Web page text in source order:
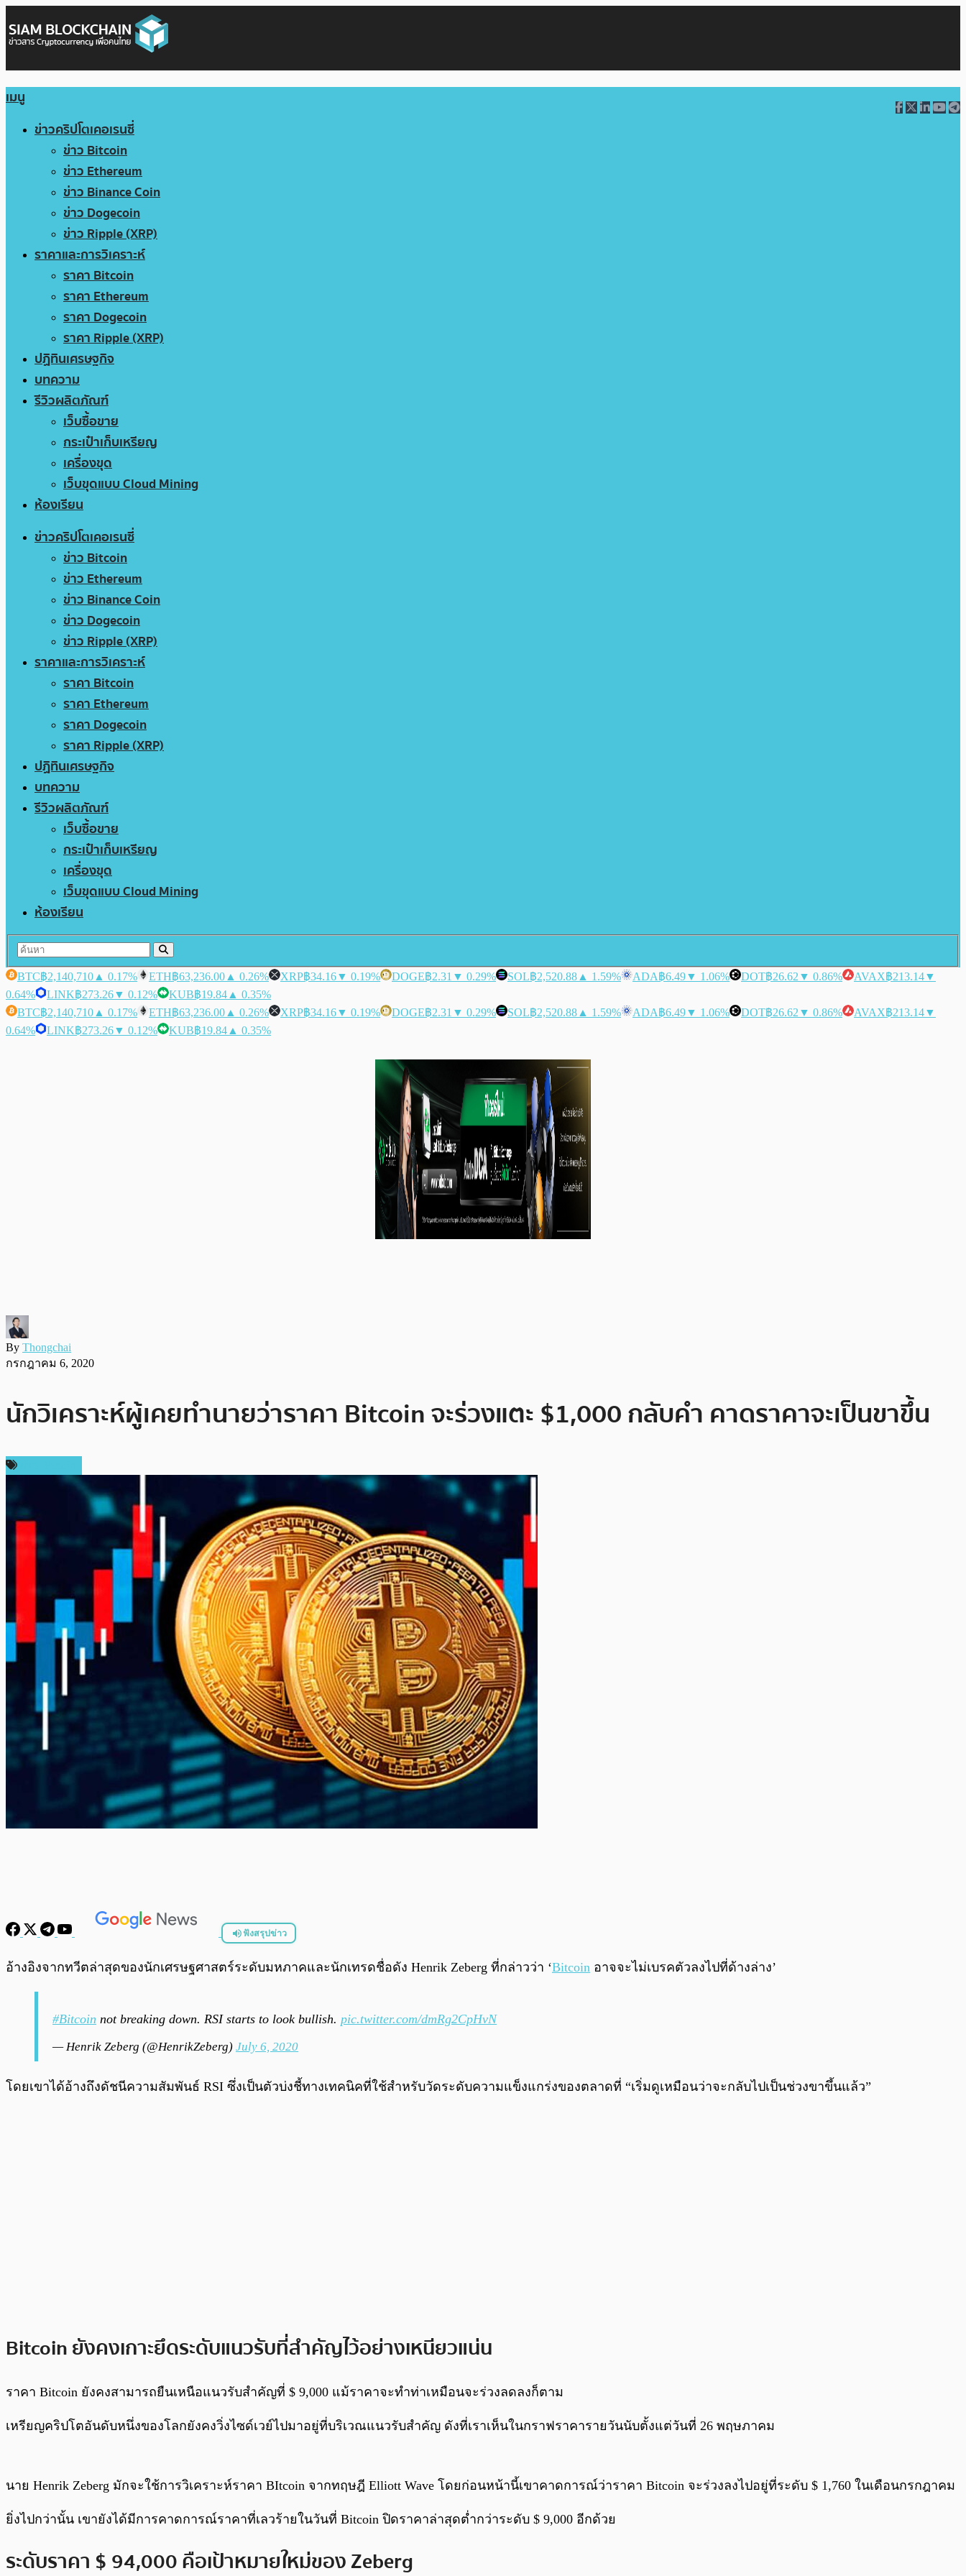
เมนู
ข่าวคริปโตเคอเรนซี่
ข่าว Bitcoin
ข่าว Ethereum
ข่าว Binance Coin
ข่าว Dogecoin
ข่าว Ripple (XRP)
ราคาและการวิเคราะห์
ราคา Bitcoin
ราคา Ethereum
ราคา Dogecoin
ราคา Ripple (XRP)
ปฏิทินเศรษฐกิจ
บทความ
รีวิวผลิตภัณฑ์
เว็บซื้อขาย
กระเป๋าเก็บเหรียญ
เครื่องขุด
เว็บขุดแบบ Cloud Mining
ห้องเรียน
ข่าวคริปโตเคอเรนซี่
ข่าว Bitcoin
ข่าว Ethereum
ข่าว Binance Coin
ข่าว Dogecoin
ข่าว Ripple (XRP)
ราคาและการวิเคราะห์
ราคา Bitcoin
ราคา Ethereum
ราคา Dogecoin
ราคา Ripple (XRP)
ปฏิทินเศรษฐกิจ
บทความ
รีวิวผลิตภัณฑ์
เว็บซื้อขาย
กระเป๋าเก็บเหรียญ
เครื่องขุด
เว็บขุดแบบ Cloud Mining
ห้องเรียน
BTC฿2,140,710 ▲ 0.17% ETH฿63,236.00 ▲ 0.26% XRP฿34.16▼ 0.19% DOGE฿2.31 ▼ 0.29% SOL฿2,520.88 ▲ 1.59% ADA฿6.49▼ 1.06% DOT฿26.62 ▼ 0.86% AVAX฿213.14▼
0.64%
LINK฿273.26▼ 0.12% KUB฿19.84 ▲ 0.35%
BTC฿2,140,710 ▲ 0.17% ETH฿63,236.00 ▲ 0.26% XRP฿34.16▼ 0.19% DOGE฿2.31 ▼ 0.29% SOL฿2,520.88 ▲ 1.59% ADA฿6.49▼ 1.06% DOT฿26.62 ▼ 0.86% AVAX฿213.14▼
0.64%
LINK฿273.26▼ 0.12% KUB฿19.84 ▲ 0.35%
By Thongchai
กรกฎาคม 6, 2020
นักวิเคราะห์ผู้เคยทำนายว่าราคา Bitcoin จะร่วงแตะ $1,000 กลับคำ คาดราคาจะเป็นขาขึ้น
ฟังสรุปข่าว
พร้อมเล่น
อ้างอิงจากทวีตล่าสุดของนักเศรษฐศาสตร์ระดับมหภาคและนักเทรดชื่อดัง Henrik Zeberg ที่กล่าวว่า ‘Bitcoin อาจจะไม่เบรคตัวลงไปที่ด้างล่าง’
#Bitcoin not breaking down. RSI starts to look bullish. pic.twitter.com/dmRg2CpHvN
— Henrik Zeberg (@HenrikZeberg) July 6, 2020
โดยเขาได้อ้างถึงดัชนีความสัมพันธ์ RSI ซึ่งเป็นตัวบ่งชี้ทางเทคนิคที่ใช้สำหรับวัดระดับความแข็งแกร่งของตลาดที่ “เริ่มดูเหมือนว่าจะกลับไปเป็นช่วงขาขึ้นแล้ว”
Bitcoin ยังคงเกาะยึดระดับแนวรับที่สำคัญไว้อย่างเหนียวแน่น
ราคา Bitcoin ยังคงสามารถยืนเหนือแนวรับสำคัญที่ $ 9,000 แม้ราคาจะทำท่าเหมือนจะร่วงลดลงก็ตาม
เหรียญคริปโตอันดับหนึ่งของโลกยังคงวิ่งไซด์เวย์ไปมาอยู่ที่บริเวณแนวรับสำคัญ ดังที่เราเห็นในกราฟราคารายวันนับตั้งแต่วันที่ 26 พฤษภาคม
นาย Henrik Zeberg มักจะใช้การวิเคราะห์ราคา BItcoin จากทฤษฎี Elliott Wave โดยก่อนหน้านี้เขาคาดการณ์ว่าราคา Bitcoin จะร่วงลงไปอยู่ที่ระดับ $ 1,760 ในเดือนกรกฎาคม
ยิ่งไปกว่านั้น เขายังได้มีการคาดการณ์ราคาที่เลวร้ายในวันที่ Bitcoin ปิดราคาล่าสุดต่ำกว่าระดับ $ 9,000 อีกด้วย
ระดับราคา $ 94,000 คือเป้าหมายใหม่ของ Zeberg